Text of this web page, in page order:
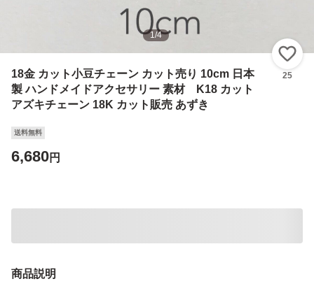
1/4
18金 カット小豆チェーン カット売り 10cm 日本
製 ハンドメイドアクセサリー 素材 K18 カット
アズキチェーン 18K カット販売 あずき
25
送料無料
6,680円
商品説明